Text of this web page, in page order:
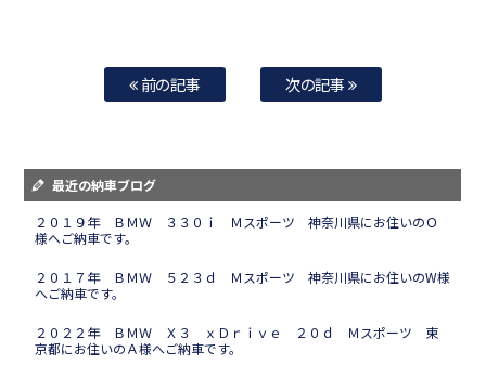
前の記事 次の記事
最近の納車ブログ
２０１９年 ＢＭＷ ３３０ｉ Ｍスポーツ 神奈川県にお住いのＯ
様へご納車です。
２０１７年 ＢＭＷ ５２３ｄ Ｍスポーツ 神奈川県にお住いのW様
へご納車です。
２０２２年 ＢＭＷ Ｘ３ ｘＤｒｉｖｅ ２０ｄ Ｍスポーツ 東
京都にお住いのＡ様へご納車です。